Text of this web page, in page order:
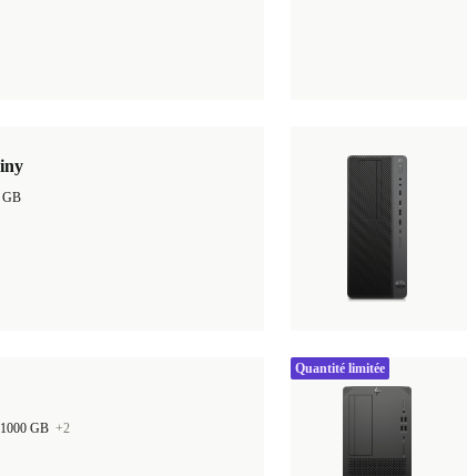
GB
GB +2
Quantité limitée